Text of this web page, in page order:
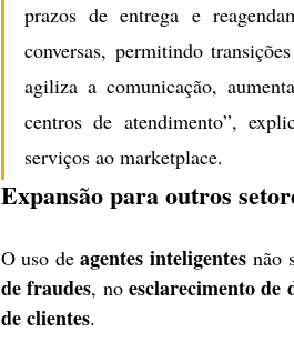
prazos de entrega e
conversas, permitindo
agiliza a comunicação,
centros de atendimento”,
serviços ao marketplace.
Expansão para outros
O uso de agentes inteligentes não
de fraudes, no esclarecimento de
de clientes.